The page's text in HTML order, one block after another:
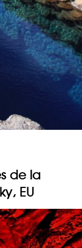
de la
EU